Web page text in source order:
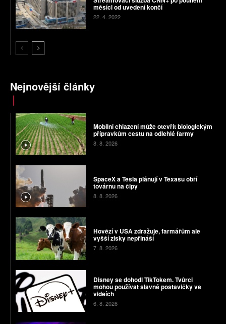
měsíci od uvedení končí
22. 4. 2022
Nejnovější články
Mobilní chlazení může otevřít biologickým
přípravkům cestu na odlehlé farmy
8. 8. 2026
SpaceX a Tesla plánují v Texasu obří
továrnu na čipy
8. 8. 2026
Hovězí v USA zdražuje, farmářům ale
vyšší zisky nepřináší
7. 8. 2026
Disney se dohodl TikTokem. Tvůrci
mohou používat slavné postavičky ve
videích
6. 8. 2026